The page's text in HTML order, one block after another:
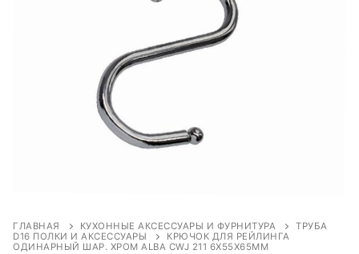
ГЛАВНАЯ КУХОННЫЕ АКСЕССУАРЫ И ФУРНИТУРА
ТРУБА
D16 ПОЛКИ И АКСЕССУАРЫ
КРЮЧОК ДЛЯ РЕЙЛИНГА
ОДИНАРНЫЙ ШАР. ХРОМ ALBA CWJ 211 6Х55Х65ММ